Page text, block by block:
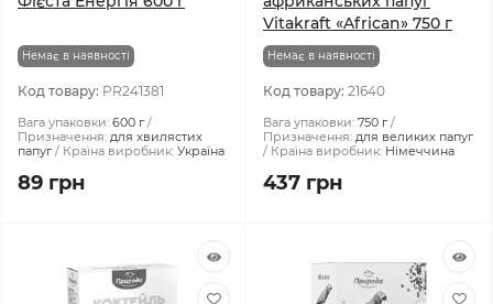
Немає в наявності
Код товару: PR241381
Вага упаковки: 600 г
Призначення: для хвилястих
папуг
Країна виробник: Україна
89 грн
Vitakraft «African» 750 г
Немає в наявності
Код товару: 21640
Вага упаковки: 750 г
Призначення: для великих папуг
Країна виробник: Німеччина
437 грн